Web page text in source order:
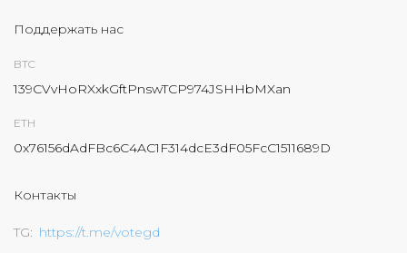
Поддержать нас
BTC
139CVvHoRXxkGftPnswTCP974JSHHbMXan
ETH
0x76156dAdFBc6C4AC1F314dcE3dF05FcC1511689D
Контакты
TG https://t.me/votegd